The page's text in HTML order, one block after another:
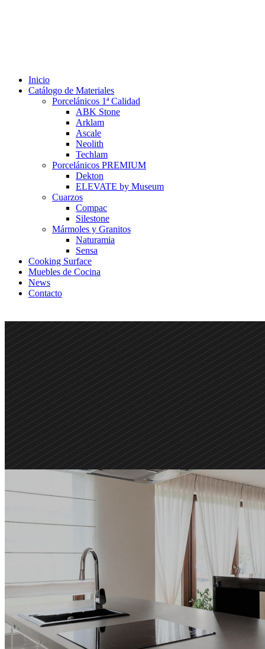
Inicio
Catálogo de Materiales
Porcelánicos 1ª Calidad
ABK Stone
Arklam
Ascale
Neolith
Techlam
Porcelánicos PREMIUM
Dekton
ELEVATE by Museum
Cuarzos
Compac
Silestone
Mármoles y Granitos
Naturamia
Sensa
Cooking Surface
Muebles de Cocina
News
Contacto
Encimera Para Cocina